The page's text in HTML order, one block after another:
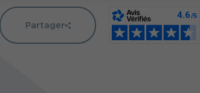
Partager